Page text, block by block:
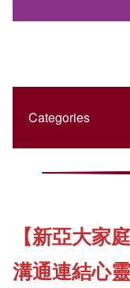
《新亞．新知》
《新亞簡訊》
《新亞書院概覽》
Categories
New Asia Then
Our History Gallery
【新亞大家
溝通連結心